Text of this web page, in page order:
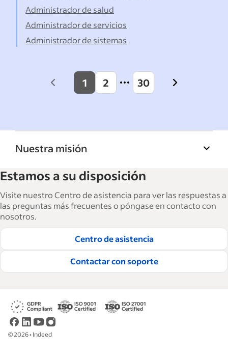
Administrador de salud
Administrador de servicios
Administrador de sistemas
Previous
1 2 30
Next
Nuestra misión
Indeed ayuda a las empresas a hacer crecer y
gestionar su fuerza laboral. Con más de
15,000 artículos en 6 idiomas, ofrecemos
consejos tácticos, procedimientos y mejores
prácticas para ayudar a las empresas a
contratar y retener a los mejores empleados.
Lea nuestras guías editoriales
Estamos a su disposición
Visite nuestro Centro de asistencia para ver las respuestas a
las preguntas más frecuentes o póngase en contacto con
nosotros.
Centro de asistencia
Contactar con soporte
©2026• Indeed